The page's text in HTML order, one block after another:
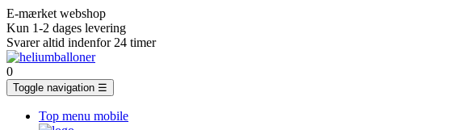
E-mærket webshop
Kun 1-2 dages levering
Svarer altid indenfor 24 timer
0
Toggle navigation ☰
Top menu mobile